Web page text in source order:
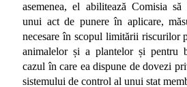
asemenea, el abilitează Comisia
unui act de punere în aplicare,
necesare în scopul limitării riscurilor
animalelor și a plantelor și pentru
cazul în care ea dispune de dovezi
sistemului de control al unui stat